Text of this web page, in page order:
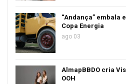
“Andança” embala
Copa Energia
ago 03
AlmapBBDO cria
OOH